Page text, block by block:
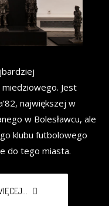
Jest
największej w
w Bolesławcu, ale
klubu futbolowego
do tego miasta.